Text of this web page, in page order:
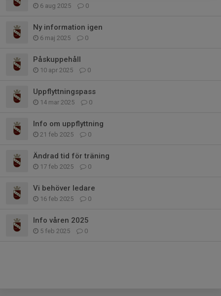
6 aug 2025 0
Ny information igen
6 maj 2025 0
Påskuppehåll
10 apr 2025 0
Uppflyttningspass
14 mar 2025 0
Info om uppflyttning
21 feb 2025 0
Ändrad tid för träning
17 feb 2025 0
Vi behöver ledare
16 feb 2025 0
Info våren 2025
5 feb 2025 0